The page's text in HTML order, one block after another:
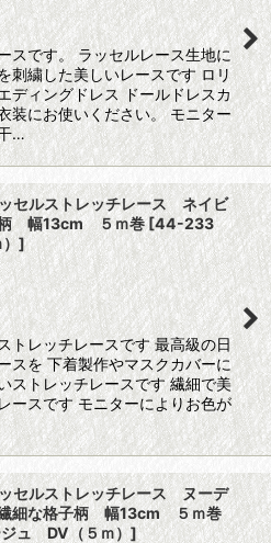
スです。 ラッセルレース生地に
刺繍した美しいレースです ロリ
ディングドレス ドールドレスカ
装にお使いください。 モニター
…
セルストレッチレース ネイビ
幅13cm ５ｍ巻 [44-233
]
トレッチレースです 最高級の日
スを 下着製作やマスクカバーに
ストレッチレースです 繊細で美
ースです モニターによりお色が
セルストレッチレース ヌーデ
細な格子柄 幅13cm ５ｍ巻
ュ DV（５ｍ）]